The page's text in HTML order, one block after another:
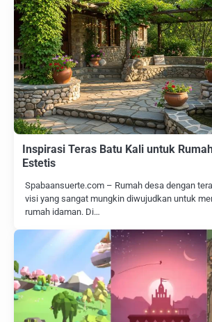
Inspirasi Teras Batu Kali untuk
Estetis
Spabaansuerte.com – Rumah desa dengan
visi yang sangat mungkin diwujudkan untuk
rumah idaman. Di…